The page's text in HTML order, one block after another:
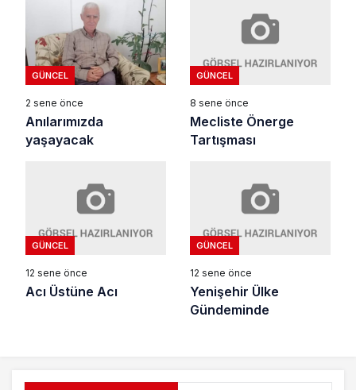
GÜNCEL
2 sene önce
Anılarımızda
yaşayacak
GÜNCEL
8 sene önce
Mecliste Önerge
Tartışması
GÜNCEL
12 sene önce
Acı Üstüne Acı
GÜNCEL
12 sene önce
Yenişehir Ülke
Gündeminde